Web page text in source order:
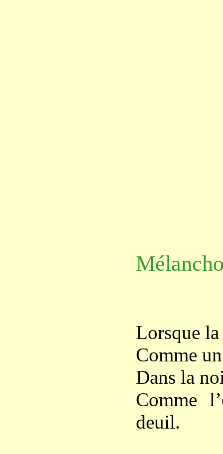
Lorsque
Comme
Dans la
Comme
deuil.